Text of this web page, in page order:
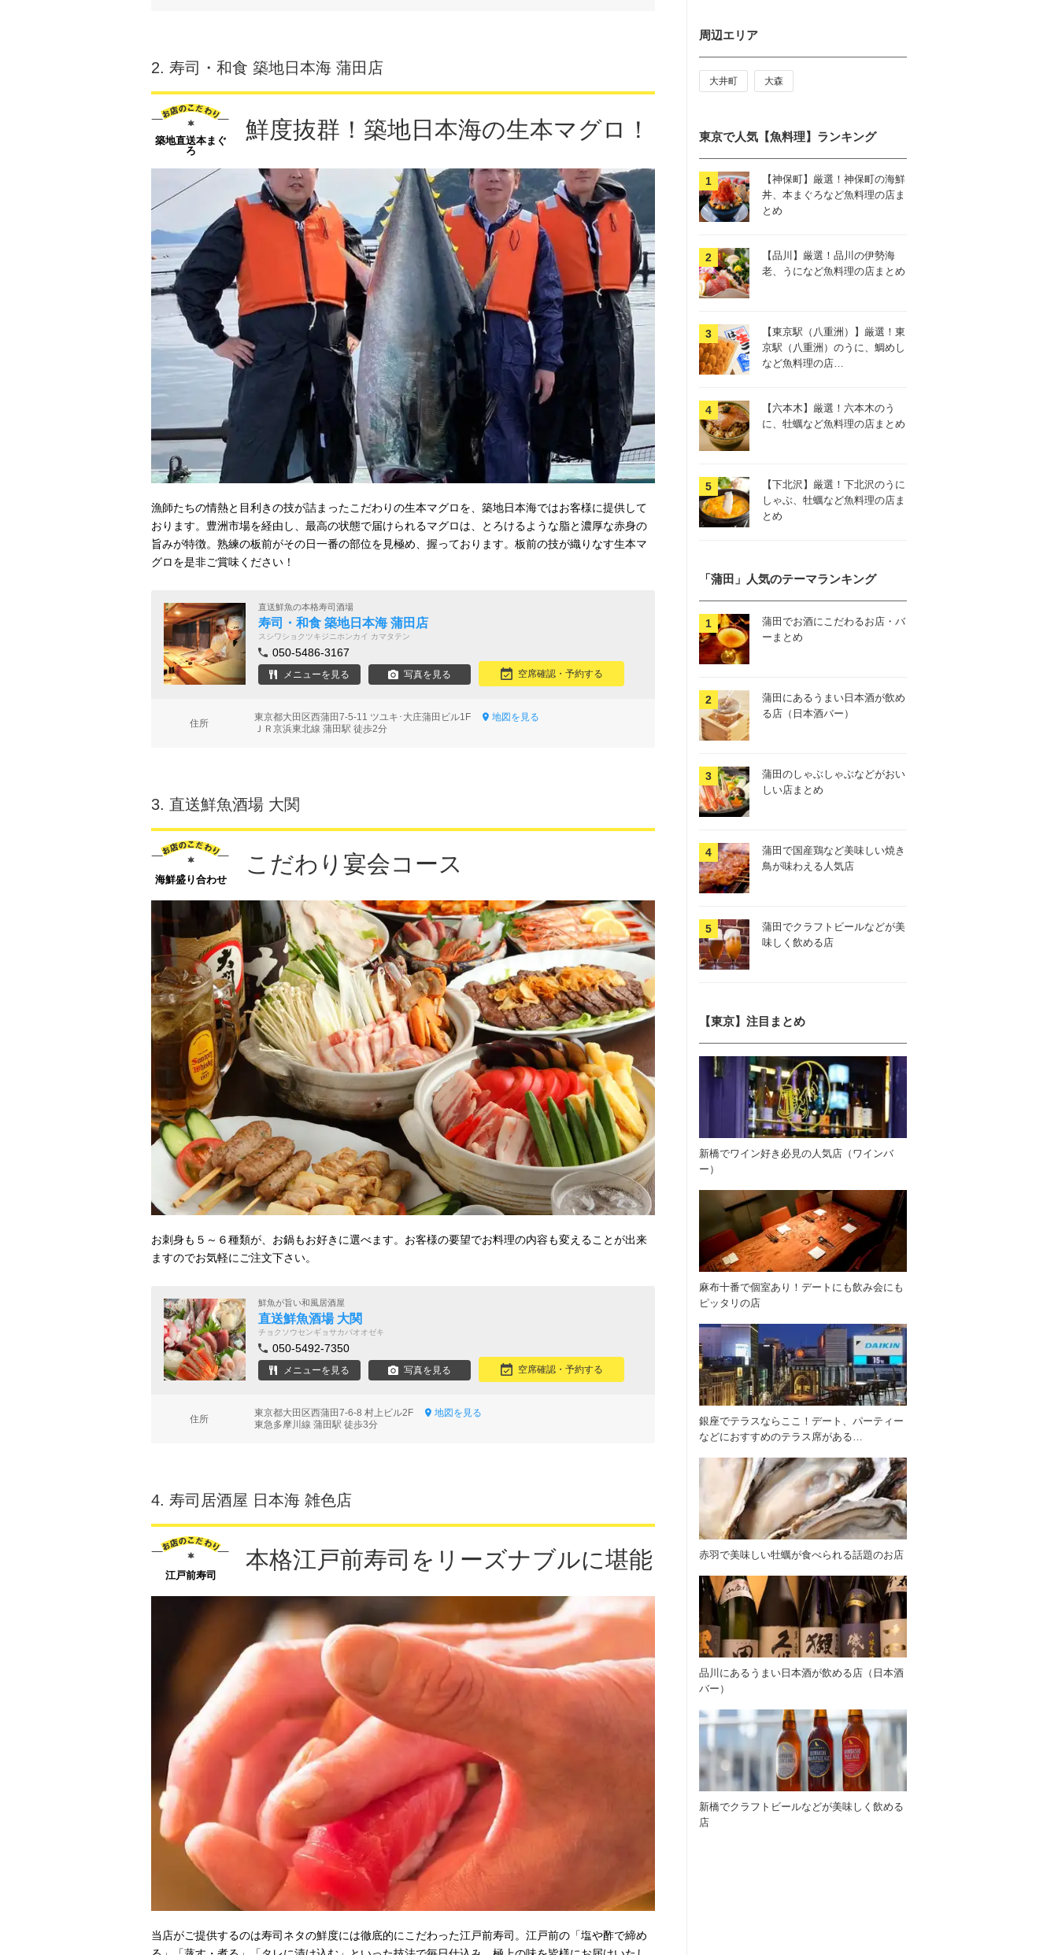
2. 寿司・和食 築地日本海 蒲田店
築地直送本まぐ
ろ
鮮度抜群！築地日本海の生本マグロ！
漁師たちの情熱と目利きの技が詰まったこだわりの生本マグロを、築地日本海ではお客様に提供して
おります。豊洲市場を経由し、最高の状態で届けられるマグロは、とろけるような脂と濃厚な赤身の
旨みが特徴。熟練の板前がその日一番の部位を見極め、握っております。板前の技が織りなす生本マ
グロを是非ご賞味ください！
直送鮮魚の本格寿司酒場
寿司・和食 築地日本海 蒲田店
スシワショクツキジニホンカイ カマタテン
050-5486-3167
メニューを見る 写真を見る 空席確認・予約する
住所
東京都大田区西蒲田7-5-11 ツユキ･大庄蒲田ビル1F
地図を見る
ＪＲ京浜東北線 蒲田駅 徒歩2分
3. 直送鮮魚酒場 大関
海鮮盛り合わせ
こだわり宴会コース
お刺身も５～６種類が、お鍋もお好きに選べます。お客様の要望でお料理の内容も変えることが出来
ますのでお気軽にご注文下さい。
鮮魚が旨い和風居酒屋
直送鮮魚酒場 大関
チョクソウセンギョサカバオオゼキ
050-5492-7350
メニューを見る 写真を見る 空席確認・予約する
住所
東京都大田区西蒲田7-6-8 村上ビル2F
地図を見る
東急多摩川線 蒲田駅 徒歩3分
4. 寿司居酒屋 日本海 雑色店
江戸前寿司
本格江戸前寿司をリーズナブルに堪能
当店がご提供するのは寿司ネタの鮮度には徹底的にこだわった江戸前寿司。江戸前の「塩や酢で締め
周辺エリア
大井町 大森
東京で人気【魚料理】ランキング
【神保町】厳選！神保町の海鮮
丼、本まぐろなど魚料理の店ま
とめ
【品川】厳選！品川の伊勢海
老、うになど魚料理の店まとめ
【東京駅（八重洲）】厳選！東
京駅（八重洲）のうに、鯛めし
など魚料理の店…
【六本木】厳選！六本木のう
に、牡蠣など魚料理の店まとめ
【下北沢】厳選！下北沢のうに
しゃぶ、牡蠣など魚料理の店ま
とめ
「蒲田」人気のテーマランキング
蒲田でお酒にこだわるお店・バ
ーまとめ
蒲田にあるうまい日本酒が飲め
る店（日本酒バー）
蒲田のしゃぶしゃぶなどがおい
しい店まとめ
蒲田で国産鶏など美味しい焼き
鳥が味わえる人気店
蒲田でクラフトビールなどが美
味しく飲める店
【東京】注目まとめ
新橋でワイン好き必見の人気店（ワインバ
ー）
麻布十番で個室あり！デートにも飲み会にも
ピッタリの店
銀座でテラスならここ！デート、パーティー
などにおすすめのテラス席がある…
赤羽で美味しい牡蠣が食べられる話題のお店
品川にあるうまい日本酒が飲める店（日本酒
バー）
新橋でクラフトビールなどが美味しく飲める
店